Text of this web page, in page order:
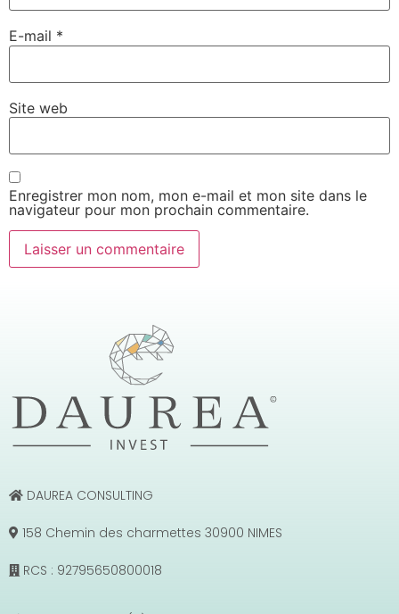
E-mail *
Site web
Enregistrer mon nom, mon e-mail et mon site dans le
navigateur pour mon prochain commentaire.
DAUREA CONSULTING
158 Chemin des charmettes 30900 NIMES
RCS : 92795650800018